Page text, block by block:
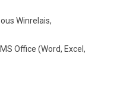
Winrelais,
Office (Word, Excel,